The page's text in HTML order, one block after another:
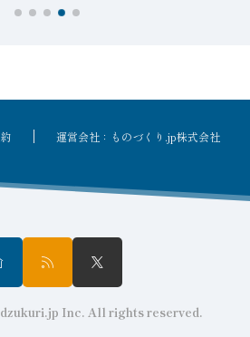
運営会社：ものづくり.jp株式会社
Inc. All rights reserved.